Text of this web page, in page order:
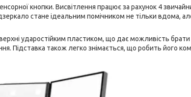
кнопки. Висвітлення працює за рахунок 4
стане ідеальним помічником не тільки вдома,
ударостійким пластиком, що дає можливість брати
Підставка також легко знімається, що робить його